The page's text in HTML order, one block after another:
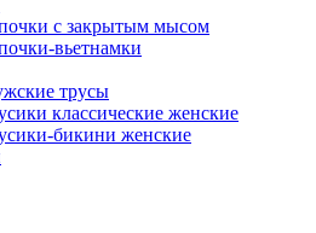
с закрытым мысом
вьетнамки
трусы
классические женские
бикини женские